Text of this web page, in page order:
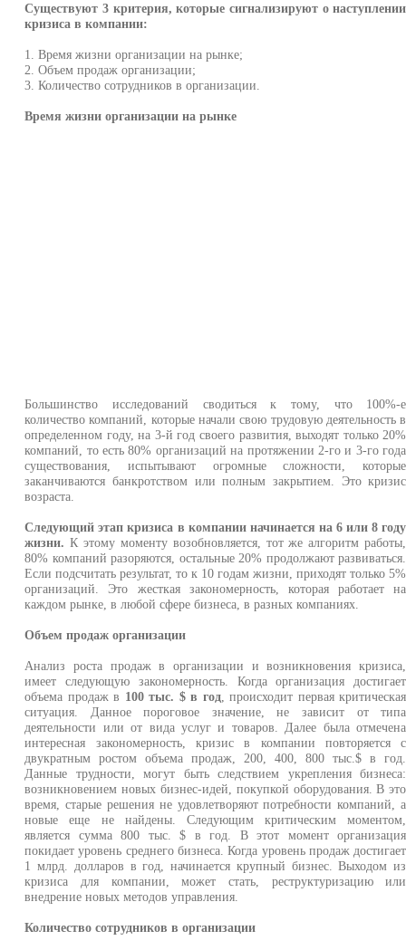
Существуют 3 критерия, которые сигнализируют о наступлении
кризиса в компании:
1. Время жизни организации на рынке;
2. Объем продаж организации;
3. Количество сотрудников в организации.
Время жизни организации на рынке
Большинство исследований сводиться к тому, что 100%-е
количество компаний, которые начали свою трудовую деятельность в
определенном году, на 3-й год своего развития, выходят только 20%
компаний, то есть 80% организаций на протяжении 2-го и 3-го года
существования, испытывают огромные сложности, которые
заканчиваются банкротством или полным закрытием. Это кризис
возраста.
Следующий этап кризиса в компании начинается на 6 или 8 году
жизни. К этому моменту возобновляется, тот же алгоритм работы,
80% компаний разоряются, остальные 20% продолжают развиваться.
Если подсчитать результат, то к 10 годам жизни, приходят только 5%
организаций. Это жесткая закономерность, которая работает на
каждом рынке, в любой сфере бизнеса, в разных компаниях.
Объем продаж организации
Анализ роста продаж в организации и возникновения кризиса,
имеет следующую закономерность. Когда организация достигает
объема продаж в 100 тыс. $ в год, происходит первая критическая
ситуация. Данное пороговое значение, не зависит от типа
деятельности или от вида услуг и товаров. Далее была отмечена
интересная закономерность, кризис в компании повторяется с
двукратным ростом объема продаж, 200, 400, 800 тыс.$ в год.
Данные трудности, могут быть следствием укрепления бизнеса:
возникновением новых бизнес-идей, покупкой оборудования. В это
время, старые решения не удовлетворяют потребности компаний, а
новые еще не найдены. Следующим критическим моментом,
является сумма 800 тыс. $ в год. В этот момент организация
покидает уровень среднего бизнеса. Когда уровень продаж достигает
1 млрд. долларов в год, начинается крупный бизнес. Выходом из
кризиса для компании, может стать, реструктуризацию или
внедрение новых методов управления.
Количество сотрудников в организации